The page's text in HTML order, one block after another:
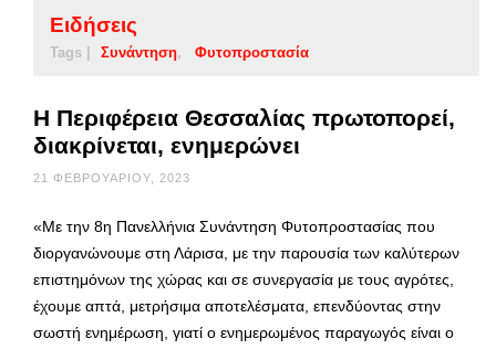
Ειδήσεις
Tags | Συνάντηση Φυτοπροστασία
Η Περιφέρεια Θεσσαλίας πρωτοπορεί,
διακρίνεται, ενημερώνει
21 ΦΕΒΡΟΥΑΡΊΟΥ, 2023
«Με την 8η Πανελλήνια Συνάντηση Φυτοπροστασίας που
διοργανώνουμε στη Λάρισα, με την παρουσία των καλύτερων
επιστημόνων της χώρας και σε συνεργασία με τους αγρότες,
έχουμε απτά, μετρήσιμα αποτελέσματα, επενδύοντας στην
σωστή ενημέρωση, γιατί ο ενημερωμένος παραγωγός είναι ο